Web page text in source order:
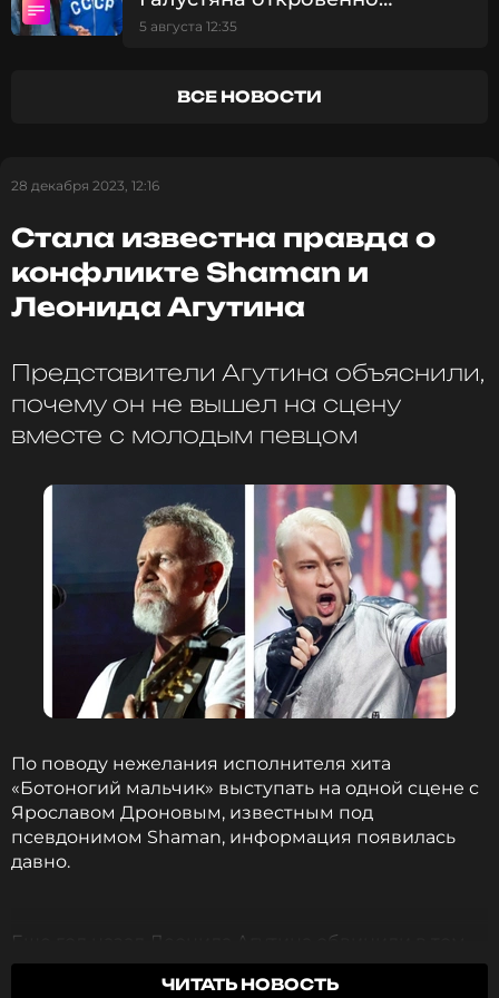
поздравление.
ФОТО: Валерий Шарифулин/ТАСС
рассказала о жизни после
5 августа 12:35
ВСЕ НОВОСТИ
28 декабря 2023, 12:16
Стала известна правда о
конфликте Shaman и
Леонида Агутина
Представители Агутина объяснили,
почему он не вышел на сцену
вместе с молодым певцом
По поводу нежелания исполнителя хита
«Ботоногий мальчик» выступать на одной сцене с
Ярославом Дроновым, известным под
псевдонимом Shaman, информация появилась
давно.
Еще год назад Леонида Агутина обвинили в том,
что он отказался выйти на красную дорожку с
молодым коллегой. Тогда 55-летний музыкант и
ЧИТАТЬ НОВОСТЬ